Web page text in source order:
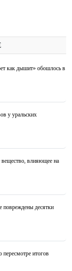
как дышит» обошлось в
у уральских
влияющее на
повреждены десятки
пересмотре итогов